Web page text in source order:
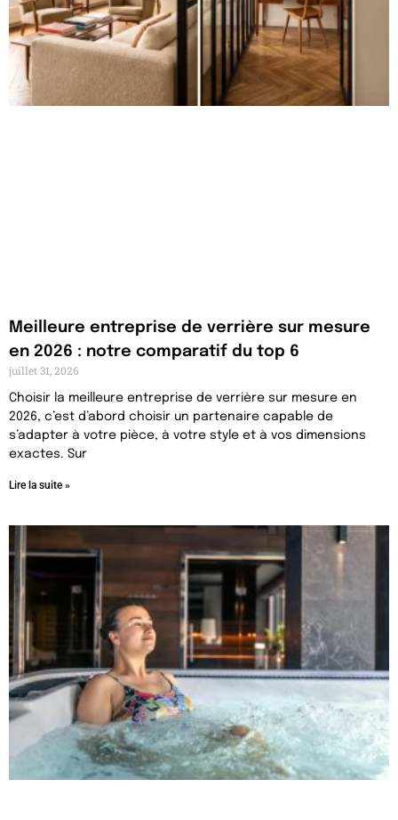
Meilleure entreprise de verrière sur mesure
en 2026 : notre comparatif du top 6
juillet 31, 2026
Choisir la meilleure entreprise de verrière sur mesure en
2026, c’est d’abord choisir un partenaire capable de
s’adapter à votre pièce, à votre style et à vos dimensions
exactes. Sur
Lire la suite »